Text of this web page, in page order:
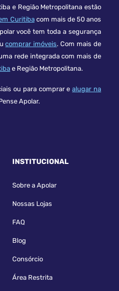
e Região Metropolitana estão
Curitibacom mais de 50 anos
você tem toda a segurança
comprar imóveis. Com mais de
rede integrada com mais de
e Região Metropolitana.
ou para comprar ealugar na
Apolar.
INSTITUCIONAL
Sobre a Apolar
Nossas Lojas
FAQ
Blog
Consórcio
Área Restrita